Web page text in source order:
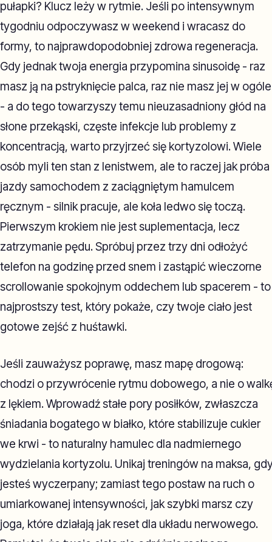
pułapki? Klucz leży w rytmie. Jeśli po intensywnym
tygodniu odpoczywasz w weekend i wracasz do
formy, to najprawdopodobniej zdrowa regeneracja.
Gdy jednak twoja energia przypomina sinusoidę - raz
masz ją na pstryknięcie palca, raz nie masz jej w ogóle
- a do tego towarzyszy temu nieuzasadniony głód na
słone przekąski, częste infekcje lub problemy z
koncentracją, warto przyjrzeć się kortyzolowi. Wiele
osób myli ten stan z lenistwem, ale to raczej jak próba
jazdy samochodem z zaciągniętym hamulcem
ręcznym - silnik pracuje, ale koła ledwo się toczą.
Pierwszym krokiem nie jest suplementacja, lecz
zatrzymanie pędu. Spróbuj przez trzy dni odłożyć
telefon na godzinę przed snem i zastąpić wieczorne
scrollowanie spokojnym oddechem lub spacerem - to
najprostszy test, który pokaże, czy twoje ciało jest
gotowe zejść z huśtawki.
Jeśli zauważysz poprawę, masz mapę drogową:
chodzi o przywrócenie rytmu dobowego, a nie o
z lękiem. Wprowadź stałe pory posiłków, zwłaszcza
śniadania bogatego w białko, które stabilizuje cukier
we krwi - to naturalny hamulec dla nadmiernego
wydzielania kortyzolu. Unikaj treningów na maksa,
jesteś wyczerpany; zamiast tego postaw na ruch o
umiarkowanej intensywności, jak szybki marsz czy
joga, które działają jak reset dla układu nerwowego.